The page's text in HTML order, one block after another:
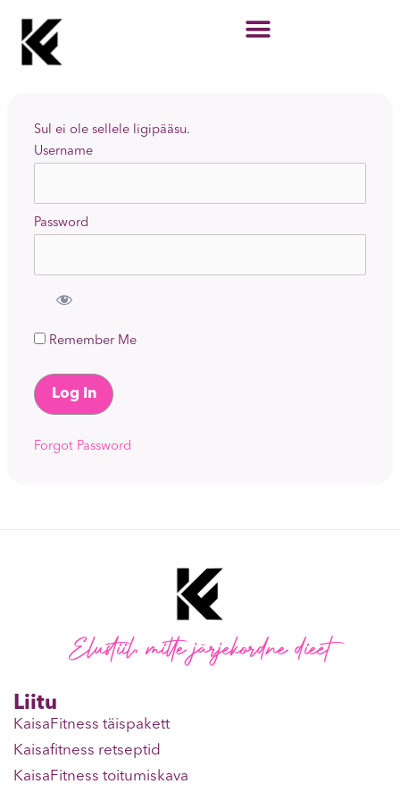
content
Sul ei ole sellele ligipääsu.
Username
Password
Remember Me
Forgot Password
Elustiil, mitte järjekordne dieet
Liitu
KaisaFitness täispakett
Kaisafitness retseptid
KaisaFitness toitumiskava